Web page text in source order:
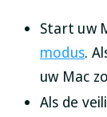
Start uw
modus.
uw Mac
Als de